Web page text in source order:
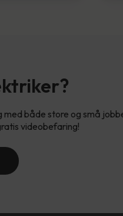
både store og små
videobefaring!